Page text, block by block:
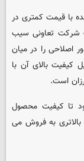
با قیمت کمتری در
شرکت تعاونی سیب
اصلاحی را در میان
کیفیت بالای آن با
است.
تا کیفیت محصول
به فروش می